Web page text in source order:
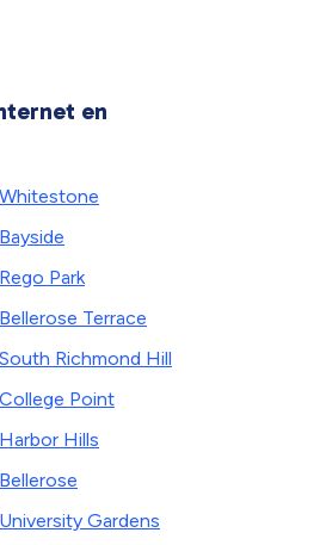
en
Whitestone
Bayside
Rego Park
Bellerose Terrace
South Richmond Hill
College Point
Harbor Hills
Bellerose
University Gardens